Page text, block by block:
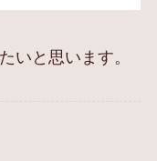
いと思います。